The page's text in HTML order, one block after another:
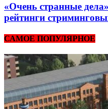
«Очень странные
рейтинги
САМОЕ ПОПУЛЯРНОЕ